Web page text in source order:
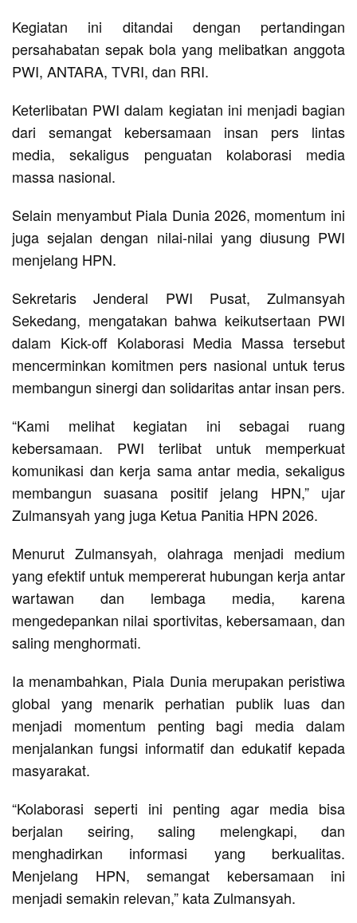
Kegiatan ini ditandai dengan pertandingan
persahabatan sepak bola yang melibatkan anggota
PWI, ANTARA, TVRI, dan RRI.
Keterlibatan PWI dalam kegiatan ini menjadi bagian
dari semangat kebersamaan insan pers lintas
media, sekaligus penguatan kolaborasi media
massa nasional.
Selain menyambut Piala Dunia 2026, momentum ini
juga sejalan dengan nilai-nilai yang diusung PWI
menjelang HPN.
Sekretaris Jenderal PWI Pusat, Zulmansyah
Sekedang, mengatakan bahwa keikutsertaan PWI
dalam Kick-off Kolaborasi Media Massa tersebut
mencerminkan komitmen pers nasional untuk terus
membangun sinergi dan solidaritas antar insan pers.
“Kami melihat kegiatan ini sebagai ruang
kebersamaan. PWI terlibat untuk memperkuat
komunikasi dan kerja sama antar media, sekaligus
membangun suasana positif jelang HPN,” ujar
Zulmansyah yang juga Ketua Panitia HPN 2026.
Menurut Zulmansyah, olahraga menjadi medium
yang efektif untuk mempererat hubungan kerja antar
wartawan dan lembaga media, karena
mengedepankan nilai sportivitas, kebersamaan, dan
saling menghormati.
Ia menambahkan, Piala Dunia merupakan peristiwa
global yang menarik perhatian publik luas dan
menjadi momentum penting bagi media dalam
menjalankan fungsi informatif dan edukatif kepada
masyarakat.
“Kolaborasi seperti ini penting agar media bisa
berjalan seiring, saling melengkapi, dan
menghadirkan informasi yang berkualitas.
Menjelang HPN, semangat kebersamaan ini
menjadi semakin relevan,” kata Zulmansyah.